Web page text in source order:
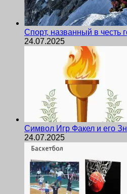
Спорт, названный в честь
24.07.2025
Символ Игр Факел и его
24.07.2025